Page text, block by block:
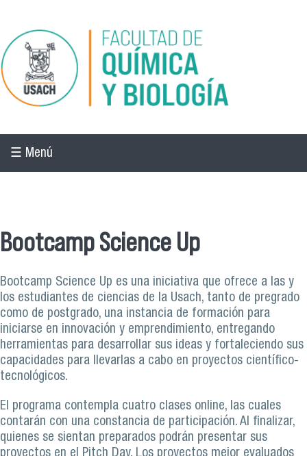
Pasar al contenido principal
☰ Menú
Bootcamp Science Up
Bootcamp Science Up es una iniciativa que ofrece a las y
los estudiantes de ciencias de la Usach, tanto de pregrado
como de postgrado, una instancia de formación para
iniciarse en innovación y emprendimiento, entregando
herramientas para desarrollar sus ideas y fortaleciendo sus
capacidades para llevarlas a cabo en proyectos científico-
tecnológicos.
El programa contempla cuatro clases online, las cuales
contarán con una constancia de participación. Al finalizar,
quienes se sientan preparados podrán presentar sus
proyectos en el Pitch Day. Los proyectos mejor evaluados